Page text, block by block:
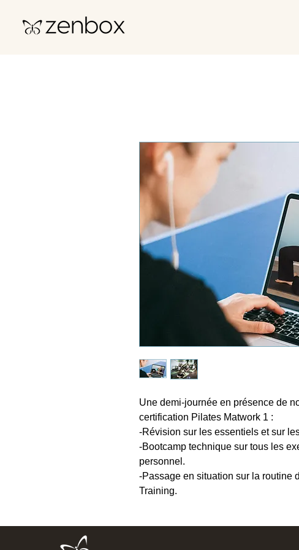
Une demi-journée en présence de
certification Pilates Matwork 1 :
-Révision sur les essentiels et sur
-Bootcamp technique sur tous les
personnel.
-Passage en situation sur la routine
Training.